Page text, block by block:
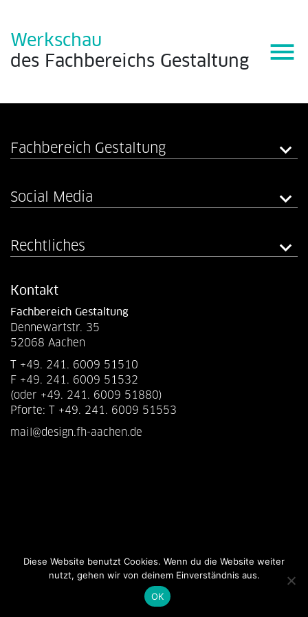
Werkschau
des Fachbereichs Gestaltung menu
Fachbereich Gestaltung
Social Media
Rechtliches
Kontakt
Fachbereich Gestaltung
Dennewartstr. 35
52068 Aachen
T +49. 241. 6009 51510
F +49. 241. 6009 51532
(oder +49. 241. 6009 51880)
Pforte: T +49. 241. 6009 51553
mail@design.fh-aachen.de
Diese Website benutzt Cookies. Wenn du die Website weiter
nutzt, gehen wir von deinem Einverständnis aus.
OK